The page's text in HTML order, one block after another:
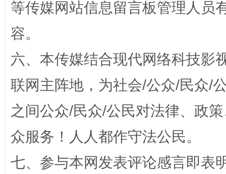
等传媒网站信息留言板管理人员
容。
六、本传媒结合现代网络科技影
联网主阵地，为社会/公众/民众/
之间公众/民众/公民对法律、政
众服务！人人都作守法公民。
七、参与本网发表评论感言即表